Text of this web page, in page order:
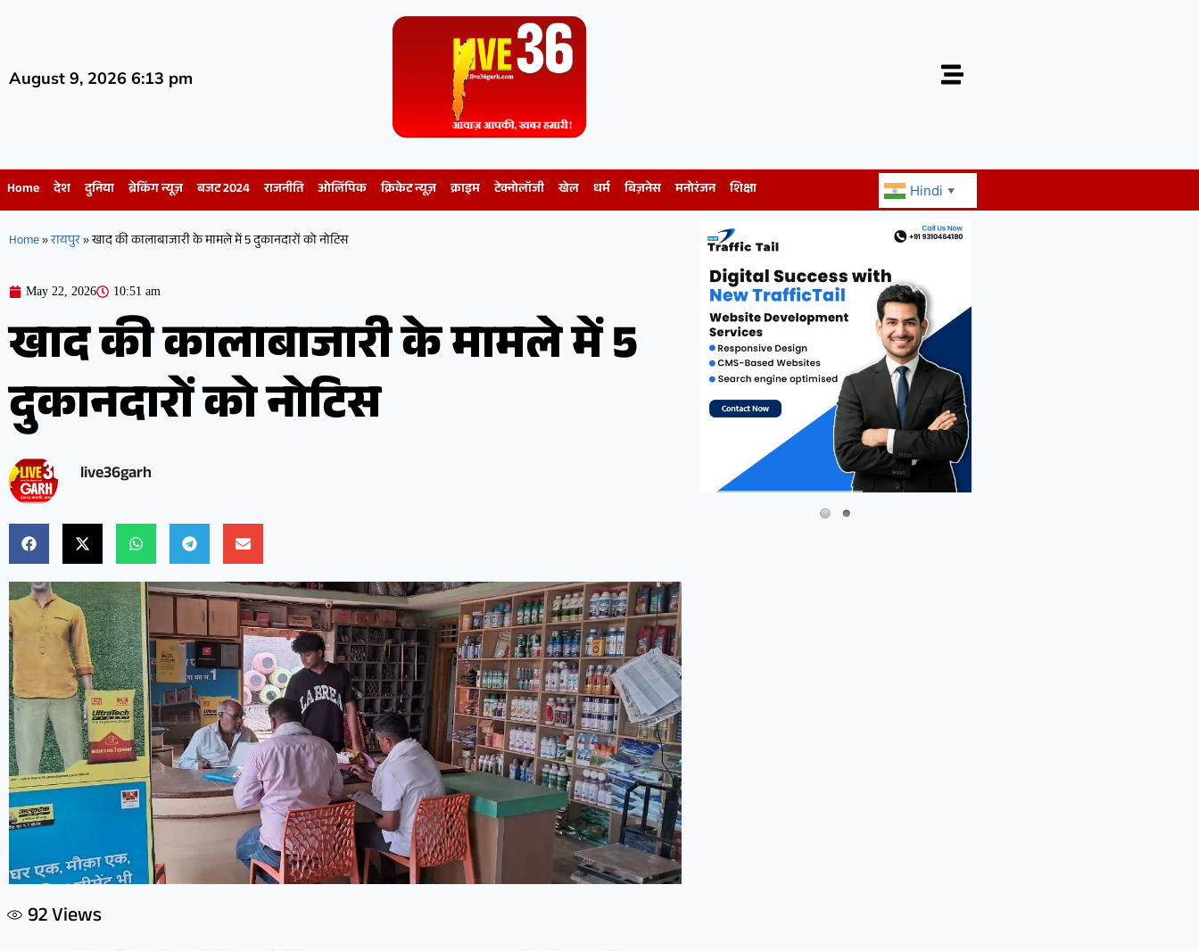
August 9, 2026 6:13 pm
Home देश दुनिया ब्रेकिंग न्यूज़ बजट 2024 राजनीति ओलिंपिक क्रिकेट न्यूज़ क्राइम टेक्नोलॉजी खेल धर्म बिज़नेस मनोरंजन शिक्षा Hindi ▼
Home»रायपुर»खाद की कालाबाजारी के मामले में 5 दुकानदारों को नोटिस
May 22, 2026 10:51 am
खाद की कालाबाजारी के मामले में 5
दुकानदारों को नोटिस
live36garh
92Views